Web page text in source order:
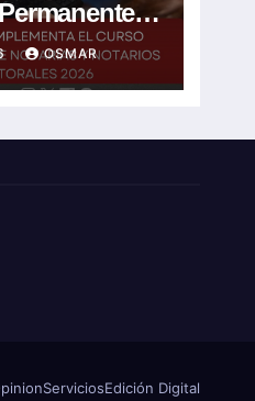
y Notarios
2026
OSMAR
ServiciosEdición Digital